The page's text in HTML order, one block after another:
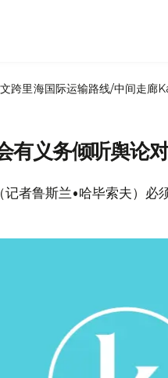
跨里海国际运输路线/中间走廊
有义务倾听舆论
者鲁斯兰•哈毕索夫）必